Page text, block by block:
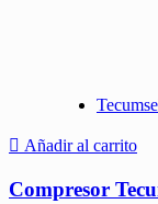
Añadir al carrito
Compresor